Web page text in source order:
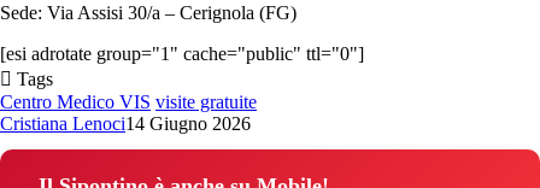
Sede: Via Assisi 30/a – Cerignola (FG)
[esi adrotate group="1" cache="public" ttl="0"]
Tags
Centro Medico VIS visite gratuite
Cristiana Lenoci14 Giugno 2026